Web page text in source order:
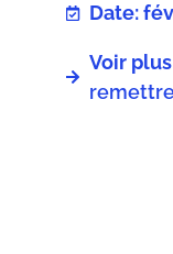
Date:
Voir